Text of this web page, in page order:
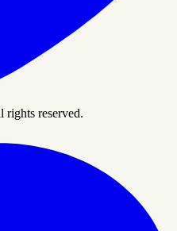
reserved.